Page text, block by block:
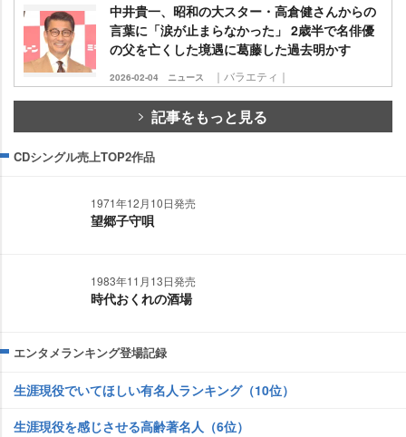
中井貴一、昭和の大スター・高倉健さんからの
言葉に「涙が止まらなかった」 2歳半で名俳優
の父を亡くした境遇に葛藤した過去明かす
2026-02-04 ニュース ｜バラエティ｜
記事をもっと見る
CDシングル売上TOP2作品
1971年12月10日発売
望郷子守唄
1983年11月13日発売
時代おくれの酒場
エンタメランキング登場記録
生涯現役でいてほしい有名人ランキング（10位）
生涯現役を感じさせる高齢著名人（6位）